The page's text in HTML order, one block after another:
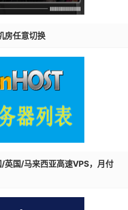
房任意切换
国/马来西亚高速VPS，月付